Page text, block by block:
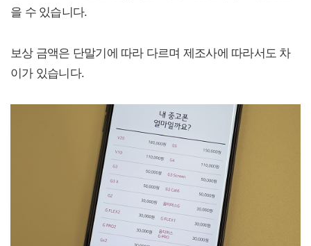
을 수 있습니다.
보상 금액은 단말기에 따라 다르며 제조사에 따라서도 차
이가 있습니다.